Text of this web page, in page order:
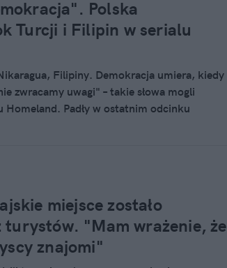
Polska
Turcji i Filipin w serialu
Filipiny. Demokracja umiera, kiedy
zwracamy uwagi" – takie słowa mogli
Homeland. Padły w ostatnim odcinku
miejsce zostało
turystów. "Mam wrażenie, że
znajomi"